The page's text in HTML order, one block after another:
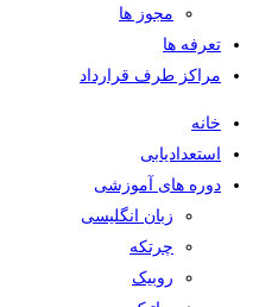
مجوز ها
تعرفه ها
مراکز طرف قرارداد
خانه
استعدادیابی
دوره های آموزشی
زبان انگلیسی
چرتکه
روبیک